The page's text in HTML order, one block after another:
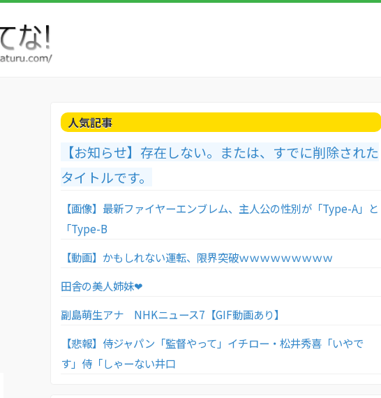
人気記事
【お知らせ】存在しない。または、すでに削除された
タイトルです。
【画像】最新ファイヤーエンブレム、主人公の性別が「Type-A」と
「Type-B
【動画】かもしれない運転、限界突破ｗｗｗｗｗｗｗｗｗ
田舎の美人姉妹❤
副島萌生アナ NHKニュース7【GIF動画あり】
【悲報】侍ジャパン「監督やって」イチロー・松井秀喜「いやで
す」侍「しゃーない井口